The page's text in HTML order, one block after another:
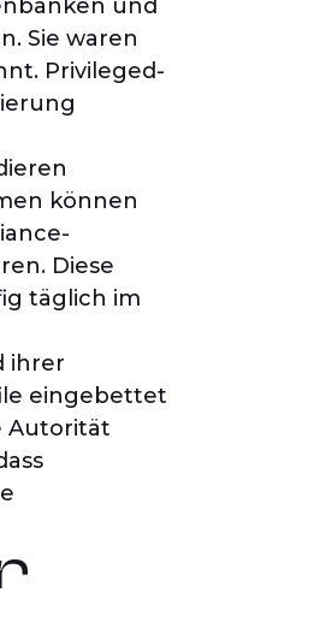
und
Sie waren
Privileged-
können
Diese
täglich im
ihrer
eingebettet
Autorität